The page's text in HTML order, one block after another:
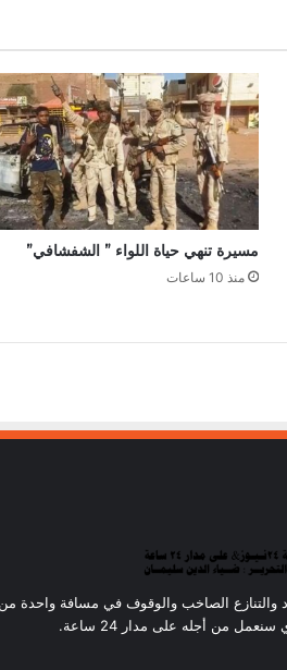
مسيرة تنهي حياة اللواء ” الشفشافي”
منذ 10 ساعات
الحاد والتنازع الصاخب والوقوف في مسافة
من أجله على مدار 24 ساعة.